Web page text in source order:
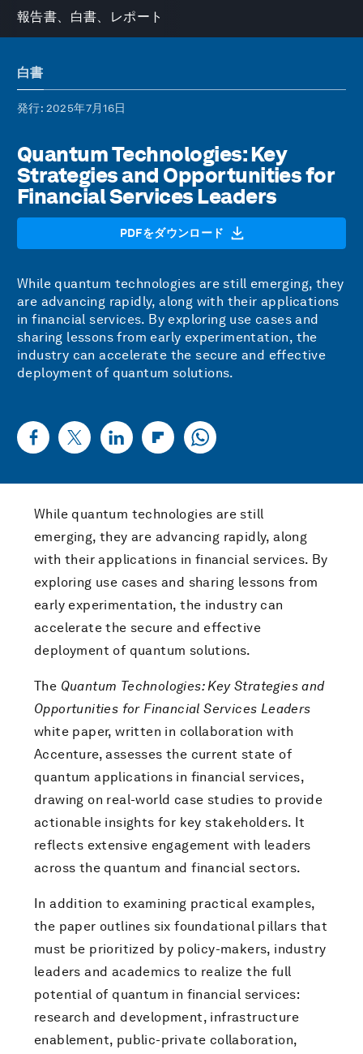
報告書、白書、レポート
白書
発行: 2025年7月16日
Quantum Technologies: Key
Strategies and Opportunities for
Financial Services Leaders
PDFをダウンロード
While quantum technologies are still emerging, they
are advancing rapidly, along with their applications
in financial services. By exploring use cases and
sharing lessons from early experimentation, the
industry can accelerate the secure and effective
deployment of quantum solutions.
While quantum technologies are still
emerging, they are advancing rapidly, along
with their applications in financial services. By
exploring use cases and sharing lessons from
early experimentation, the industry can
accelerate the secure and effective
deployment of quantum solutions.
The Quantum Technologies: Key Strategies and
Opportunities for Financial Services Leaders
white paper, written in collaboration with
Accenture, assesses the current state of
quantum applications in financial services,
drawing on real-world case studies to provide
actionable insights for key stakeholders. It
reflects extensive engagement with leaders
across the quantum and financial sectors.
In addition to examining practical examples,
the paper outlines six foundational pillars that
must be prioritized by policy-makers, industry
leaders and academics to realize the full
potential of quantum in financial services:
research and development, infrastructure
enablement, public-private collaboration,